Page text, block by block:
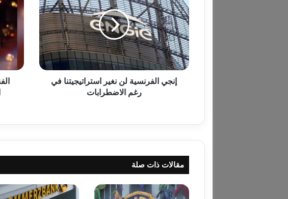
ج
ي
ا
ل
ف
ر
ن
ن
ي
ا
س
إنجي الفرنسية لن نغير استراتيجيتنا في
رغم الاضطرابات
ف
ن
h
n
y
s
ت
مقالات ذات صلة